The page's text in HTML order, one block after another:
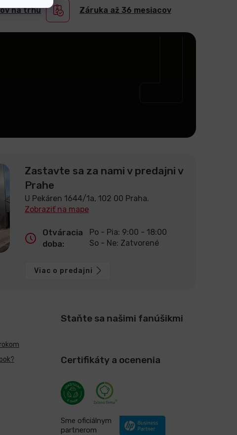
na trhu Záruka až 36 mesiacov
Zastavte sa za nami v predajni v
Prahe
U Pekáren 1644/1a, 102 00 Praha.
Zobraziť na mape
Otváracia
doba:
Po - Pia: 9:00 - 18:00
So - Ne: Zatvorené
Viac o predajni
Staňte sa našimi fanúšikmi
Certifikáty a ocenenia
Sme oficiálnym
partnerom